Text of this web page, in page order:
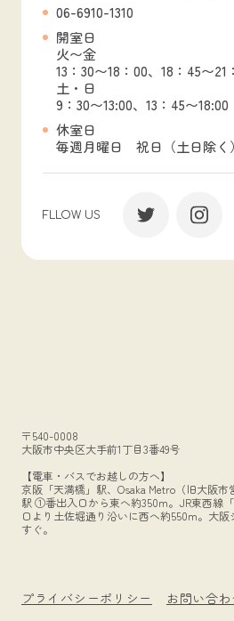
06-6910-1310
開室日
火〜金
13：30〜18：00、18：45〜21
土・日
9：30〜13:00、13：45〜18:00
休室日
毎週月曜日 祝日（土日除く
FLLOW US
〒540-0008
大阪市中央区大手前1丁目3番49号
【電車・バスでお越しの方へ】
京阪「天満橋」駅、Osaka Metro（旧大阪市
駅 ①番出入口から東へ約350m。JR東西線
口より土佐堀通り沿いに西へ約550m。大
すぐ。
プライバシーポリシー お問い合